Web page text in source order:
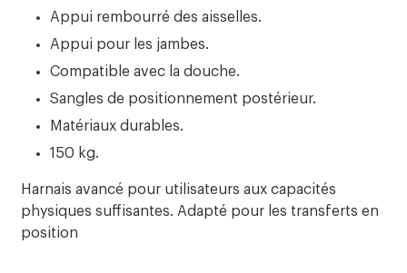
Appui rembourré des aisselles.
Appui pour les jambes.
Compatible avec la douche.
Sangles de positionnement postérieur.
Matériaux durables.
150 kg.
Harnais avancé pour utilisateurs aux capacités
physiques suffisantes. Adapté pour les transferts en
position